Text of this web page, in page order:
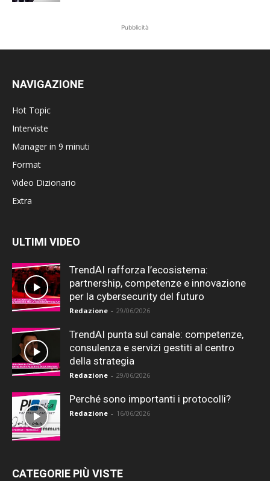
Pubblicità
NAVIGAZIONE
Hot Topic
Interviste
Manager in 9 minuti
Format
Video Dizionario
Extra
ULTIMI VIDEO
TrendAI rafforza l’ecosistema:
partnership, competenze e innovazione
per la cybersecurity del futuro
Redazione - 29/06/2026
TrendAI punta sul canale: competenze,
consulenza e servizi gestiti al centro
della strategia
Redazione - 29/06/2026
Perché sono importanti i protocolli?
Redazione - 16/06/2026
CATEGORIE PIÙ VISTE